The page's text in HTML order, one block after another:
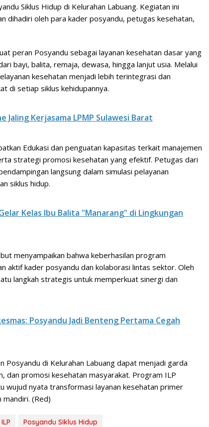
Siklus Hidup di Kelurahan Labuang. Kegiatan ini
dihadiri oleh para kader posyandu, petugas kesehatan,
peran Posyandu sebagai layanan kesehatan dasar yang
bayi, balita, remaja, dewasa, hingga lanjut usia. Melalui
kesehatan menjadi lebih terintegrasi dan
di setiap siklus kehidupannya.
Jaling Kerjasama LPMP Sulawesi Barat
Edukasi dan penguatan kapasitas terkait manajemen
strategi promosi kesehatan yang efektif. Petugas dari
langsung dalam simulasi pelayanan
siklus hidup.
Kelas Ibu Balita "Manarang" di Lingkungan
menyampaikan bahwa keberhasilan program
aktif kader posyandu dan kolaborasi lintas sektor. Oleh
langkah strategis untuk memperkuat sinergi dan
Posyandu Jadi Benteng Pertama Cegah
Posyandu di Kelurahan Labuang dapat menjadi garda
dan promosi kesehatan masyarakat. Program ILP
wujud nyata transformasi layanan kesehatan primer
(Red)
Posyandu Siklus Hidup